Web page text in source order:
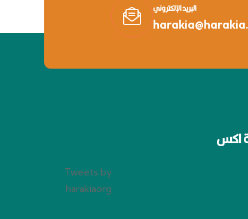
البريد الإلكتروني
اكس
Tweets by
harakiaorg